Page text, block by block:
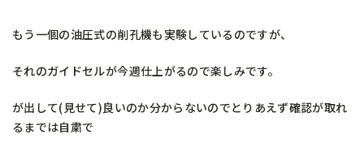
もう一個の油圧式の削孔機も実験しているのですが、
それのガイドセルが今週仕上がるので楽しみです。
が出して(見せて)良いのか分からないのでとりあえず確認が取れ
るまでは自粛で